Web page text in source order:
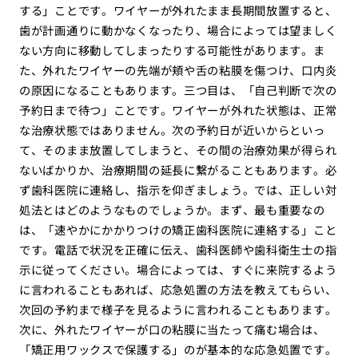
する」ことです。ワイヤーが外れたまま長期間放置すると、
歯が計画通りに動かなくなったり、場合によっては望ましく
ない方向に移動してしまったりする可能性があります。ま
た、外れたワイヤーの先端が頬や舌の粘膜を傷つけ、口内炎
の原因になることもあります。三つ目は、「自己判断で次の
予約日まで待つ」ことです。ワイヤーが外れた状態は、正常
な治療状態ではありません。次の予約日が近いからといっ
て、そのまま放置してしまうと、その間の治療効果が得られ
ないばかりか、治療期間の延長に繋がることもあります。必
ず歯科医院に連絡し、指示を仰ぎましょう。では、正しい対
処法とはどのようなものでしょうか。まず、最も重要なの
は、「速やかにかかりつけの矯正歯科医院に連絡する」こと
です。電話で状況を正確に伝え、歯科医師や歯科衛生士の指
示に従ってください。場合によっては、すぐに来院するよう
に言われることもあれば、応急処置の方法を教えてもらい、
次回の予約まで様子を見るように言われることもあります。
次に、外れたワイヤーが口の粘膜に当たって痛む場合は、
「矯正用ワックスで保護する」のが基本的な応急処置です。